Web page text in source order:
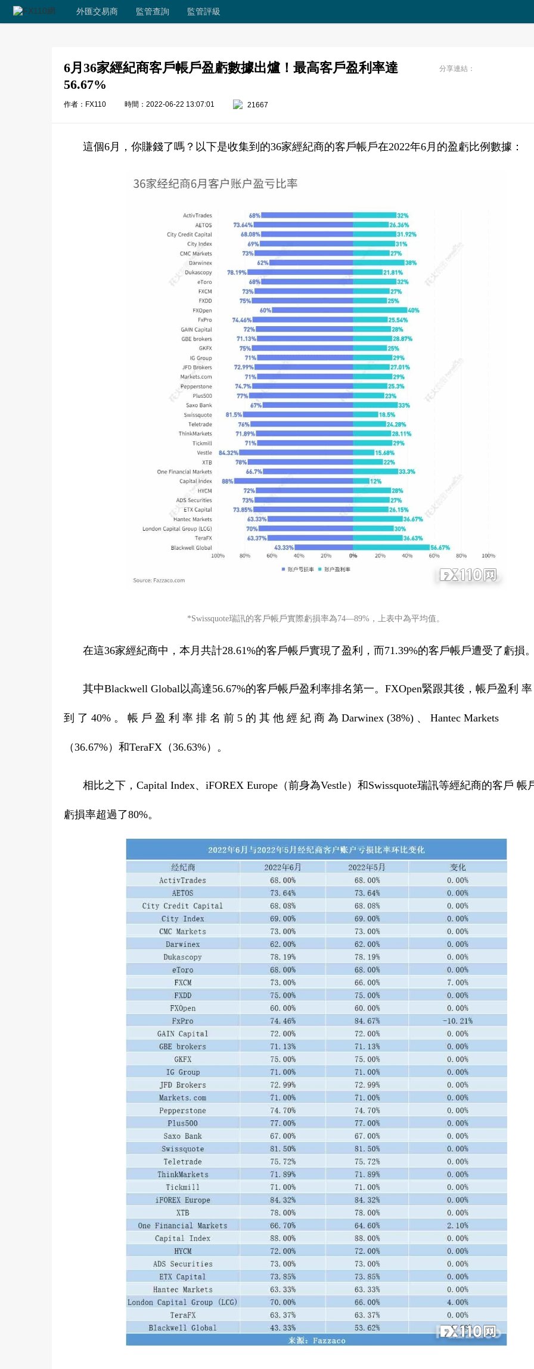
外匯交易商 監管查詢 監管評級
6月36家經紀商客戶帳戶盈虧數據出爐！最高客戶盈利率達
56.67%
分享連結：
作者：FX110 時間：2022-06-22 13:07:01 21667
這個6月，你賺錢了嗎？以下是收集到的36家經紀商的客戶帳戶在2022年6月的盈虧比例數據：
*Swissquote瑞訊的客戶帳戶實際虧損率為74—89%，上表中為平均值。
在這36家經紀商中，本月共計28.61%的客戶帳戶實現了盈利，而71.39%的客戶帳戶遭受了虧損。
其中Blackwell Global以高達56.67%的客戶帳戶盈利率排名第一。FXOpen緊跟其後，帳戶盈利
到 了 40% 。 帳 戶 盈 利 率 排 名 前 5 的 其 他 經 紀 商 為 Darwinex (38%) 、 Hantec Markets
（36.67%）和TeraFX（36.63%）。
相比之下，Capital Index、iFOREX Europe（前身為Vestle）和Swissquote瑞訊等經紀商的客戶 帳
虧損率超過了80%。